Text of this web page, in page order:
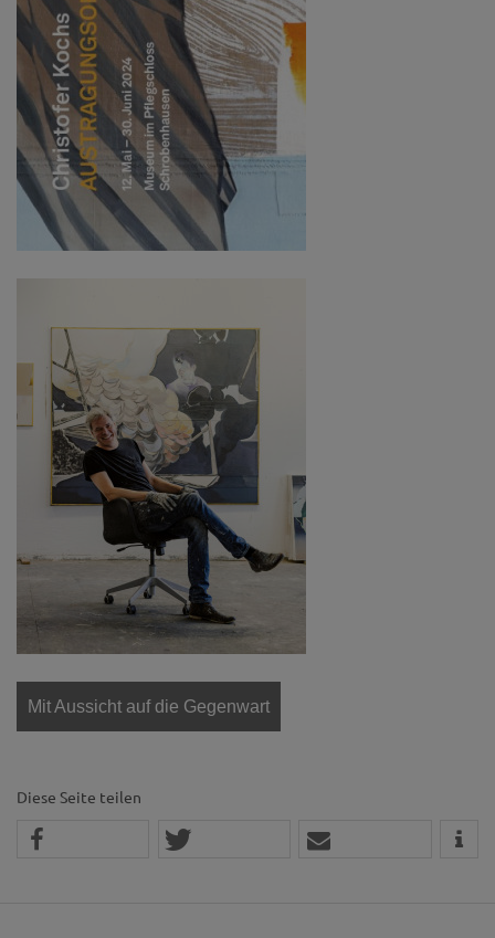
Mit Aussicht auf die Gegenwart
Diese Seite teilen